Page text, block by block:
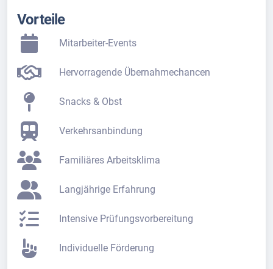
Vorteile
Mitarbeiter-Events
Hervorragende Übernahmechancen
Snacks & Obst
Verkehrsanbindung
Familiäres Arbeitsklima
Langjährige Erfahrung
Intensive Prüfungsvorbereitung
Individuelle Förderung